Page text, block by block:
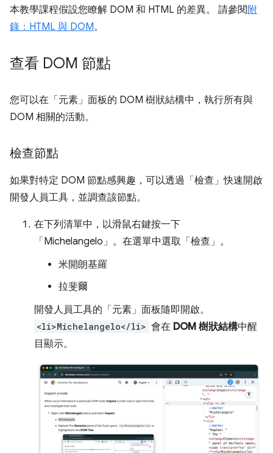
本教學課程假設您瞭解 DOM 和 HTML 的差異。 請參閱 附
錄：HTML 與 DOM。
查看 DOM 節點
您可以在「元素」 面板的 DOM 樹狀結構中，執行所有與
DOM 相關的活動。
檢查節點
如果對特定 DOM 節點感興趣，可以透過「檢查」快速開啟
開發人員工具，並調查該節點。
在下列清單中，以滑鼠右鍵按一下
「Michelangelo」 。在選單中選取「檢查」 。
米開朗基羅
拉斐爾
開發人員工具的「元素」 面板隨即開啟。
<li>Michelangelo</li> 會在 DOM 樹狀結構中醒
目顯示。